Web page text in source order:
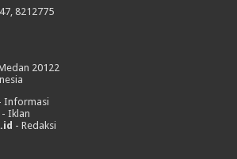
8212775
20122
Informasi
- Iklan
- Redaksi